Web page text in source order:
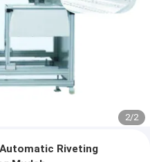
2/2
Riveting